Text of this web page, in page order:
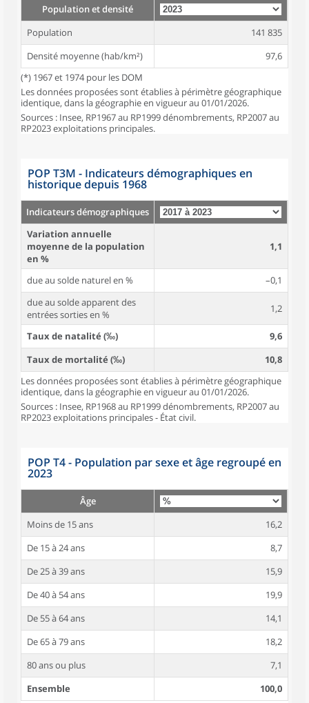
Population et densité
Population
141 835
Densité moyenne (hab/km²)
97,6
(*) 1967 et 1974 pour les DOM
Les données proposées sont établies à périmètre géographique
identique, dans la géographie en vigueur au 01/01/2026.
Sources : Insee, RP1967 au RP1999 dénombrements, RP2007 au
RP2023 exploitations principales.
POP T3M - Indicateurs démographiques en
historique depuis 1968
Indicateurs démographiques
Variation annuelle
moyenne de la population
en %
1,1
due au solde naturel en %
–0,1
due au solde apparent des
entrées sorties en %
1,2
Taux de natalité (‰)
9,6
Taux de mortalité (‰)
10,8
Les données proposées sont établies à périmètre géographique
identique, dans la géographie en vigueur au 01/01/2026.
Sources : Insee, RP1968 au RP1999 dénombrements, RP2007 au
RP2023 exploitations principales - État civil.
POP T4 - Population par sexe et âge regroupé en
2023
Âge
Moins de 15 ans
16,2
De 15 à 24 ans
8,7
De 25 à 39 ans
15,9
De 40 à 54 ans
19,9
De 55 à 64 ans
14,1
De 65 à 79 ans
18,2
80 ans ou plus
7,1
Ensemble
100,0